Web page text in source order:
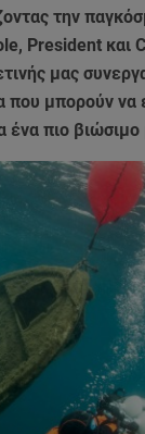
την
President και
μας
που μπορούν να
ένα πιο